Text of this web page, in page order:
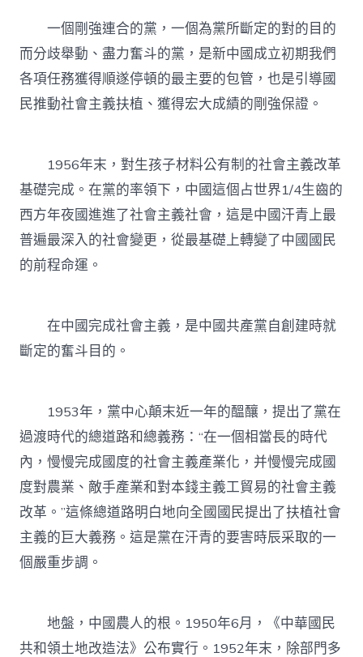
一個剛強連合的黨，一個為黨所斷定的對的目的
而分歧舉動、盡力奮斗的黨，是新中國成立初期我們
各項任務獲得順遂停頓的最主要的包管，也是引導國
民推動社會主義扶植、獲得宏大成績的剛強保證。
1956年末，對生孩子材料公有制的社會主義改革
基礎完成。在黨的率領下，中國這個占世界1/4生齒的
西方年夜國進進了社會主義社會，這是中國汗青上最
普遍最深入的社會變更，從最基礎上轉變了中國國民
的前程命運。
在中國完成社會主義，是中國共產黨自創建時就
斷定的奮斗目的。
1953年，黨中心顛末近一年的醞釀，提出了黨在
過渡時代的總道路和總義務：“在一個相當長的時代
內，慢慢完成國度的社會主義產業化，并慢慢完成國
度對農業、敵手產業和對本錢主義工貿易的社會主義
改革。”這條總道路明白地向全國國民提出了扶植社會
主義的巨大義務。這是黨在汗青的要害時辰采取的一
個嚴重步調。
地盤，中國農人的根。1950年6月，《中華國民
共和領土地改造法》公布實行。1952年末，除部門多